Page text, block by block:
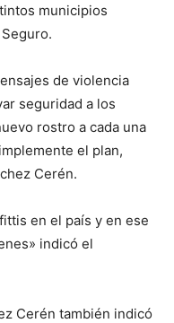
municipios
de violencia
seguridad a los
rostro a cada una
el plan,
Cerén.
en el país y en ese
indicó el
Cerén también indicó